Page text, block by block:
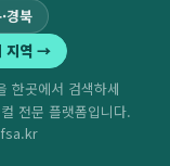
경북
지역 →
한곳에서 검색하세
전문 플랫폼입니다.